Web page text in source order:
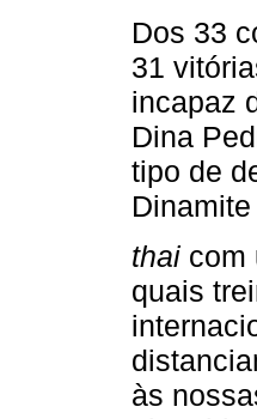
Dos 33
31
incapaz
Dina
tipo de
thai com
quais
às